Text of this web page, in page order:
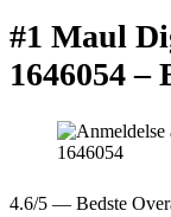
#1 Maul
1646054 –
4.6/5 — Bedste